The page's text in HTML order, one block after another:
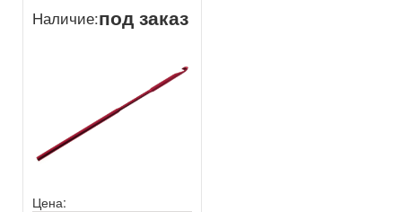
Наличие:под заказ
Цена: